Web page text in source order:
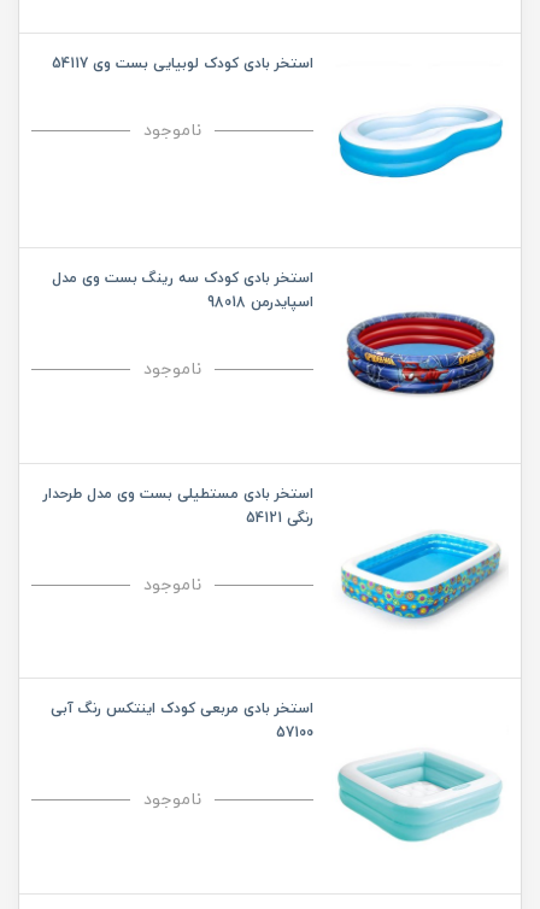
استخر بادی کودک لوبیایی بست وی 54117
ناموجود
استخر بادی کودک سه رینگ بست وی مدل
اسپایدرمن 98018
ناموجود
استخر بادی مستطیلی بست وی مدل طرحدار
رنگی 54121
ناموجود
استخر بادی مربعی کودک اینتکس رنگ آبی
57100
ناموجود